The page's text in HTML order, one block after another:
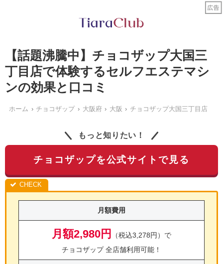
【話題沸騰中】チョコザップ大国三
丁目店で体験するセルフエステマシ
ンの効果と口コミ
ホーム チョコザップ 大阪府 大阪 チョコザップ大国三丁目店
もっと知りたい！
チョコザップを公式サイトで見る
月額費用
月額2,980円
（税込3,278円）で
チョコザップ 全店舗利用可能！